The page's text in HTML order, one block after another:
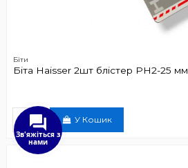
Біти
Біта Haisser 2шт блістер РН2-25 мм
У Кошик
Зв'яжіться з
нами